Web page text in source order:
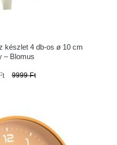
készlet 4 db-os ø 10 cm
– Blomus
9999 Ft